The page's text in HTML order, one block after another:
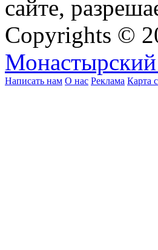
сайте,
Copyrights ©
Написать нам О нас Реклама Карта